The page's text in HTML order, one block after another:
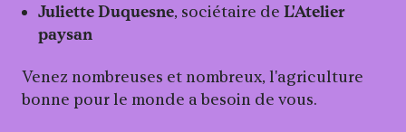
Juliette Duquesne, sociétaire de L'Atelier
paysan
Venez nombreuses et nombreux, l'agriculture
bonne pour le monde a besoin de vous.